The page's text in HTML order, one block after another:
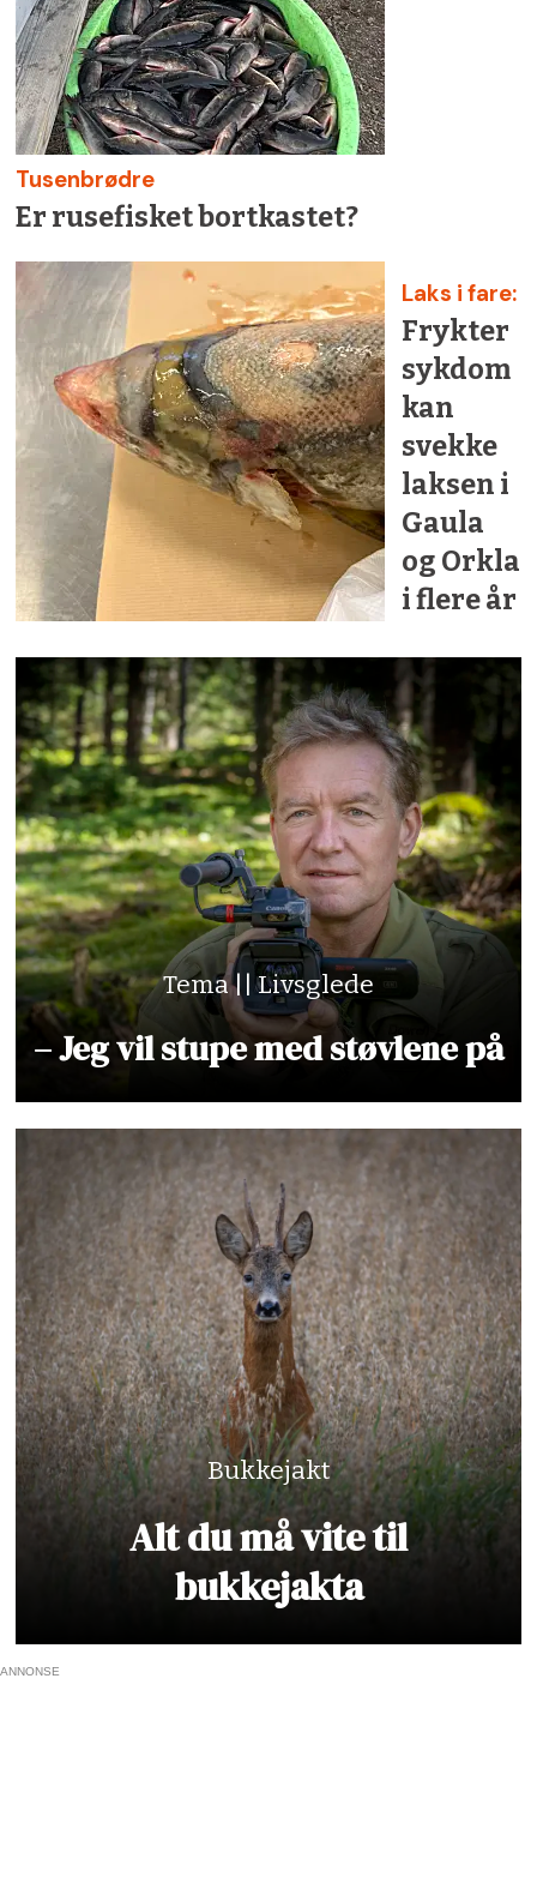
Tusenbrødre
Er rusefisket bortkastet?
Laks i fare:
Frykter
sykdom
kan
svekke
laksen i
Gaula
og Orkla
i flere år
Tema || Livsglede
– Jeg vil stupe med støvlene på
Bukkejakt
Alt du må vite til
bukkejakta
ANNONSE